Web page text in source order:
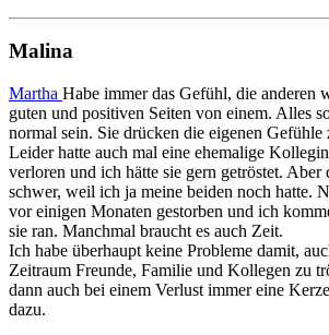
Malina
Martha Habe immer das Gefühl, die anderen
guten und positiven Seiten von einem. Alles
normal sein. Sie drücken die eigenen Gefühle
Leider hatte auch mal eine ehemalige
verloren und ich hätte sie gern getröstet. Aber
schwer, weil ich ja meine beiden noch hatte.
vor einigen Monaten gestorben und ich
sie ran. Manchmal braucht es auch Zeit.
Ich habe überhaupt keine Probleme damit,
Zeitraum Freunde, Familie und Kollegen zu
dann auch bei einem Verlust immer eine
dazu.